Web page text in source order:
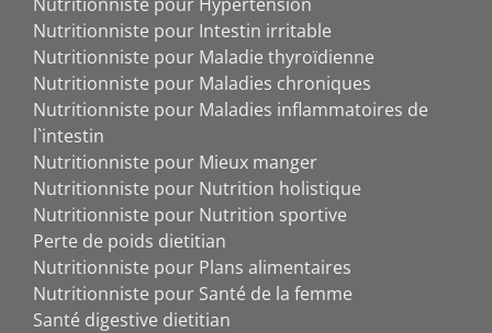
Nutritionniste pour Intestin irritable
Nutritionniste pour Maladie thyroïdienne
Nutritionniste pour Maladies chroniques
Nutritionniste pour Maladies inflammatoires de
l`intestin
Nutritionniste pour Mieux manger
Nutritionniste pour Nutrition holistique
Nutritionniste pour Nutrition sportive
Perte de poids dietitian
Nutritionniste pour Plans alimentaires
Nutritionniste pour Santé de la femme
Santé digestive dietitian